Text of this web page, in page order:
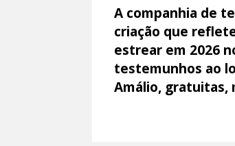
A companhia de
criação que
estrear em 2026
testemunhos ao
Amálio, gratuitas,